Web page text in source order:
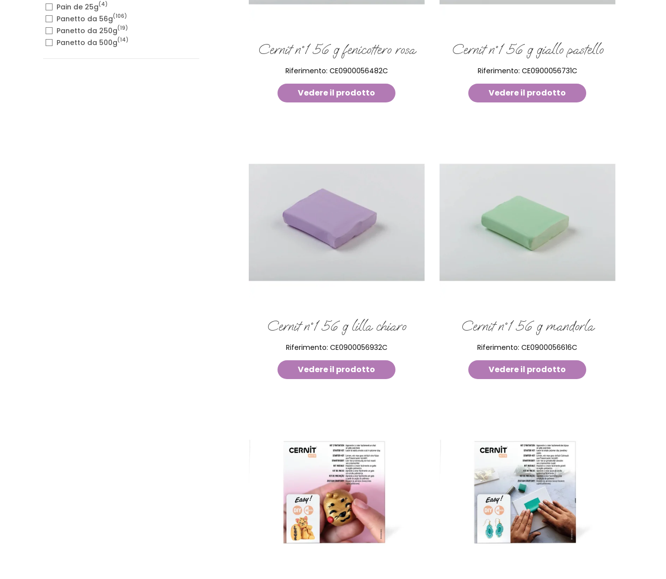
Cernit n°1 56 g fenicottero rosa
Riferimento: CE0900056482C
Vedere il prodotto
Cernit n°1 56 g giallo pastello
Riferimento: CE0900056731C
Vedere il prodotto
Cernit n°1 56 g lilla chiaro
Riferimento: CE0900056932C
Vedere il prodotto
Cernit n°1 56 g mandorla
Riferimento:CE0900056616C
Vedere il prodotto
Pain de 25g(4)
Panetto da 56g(106)
Panetto da 250g(19)
Panetto da 500g(14)